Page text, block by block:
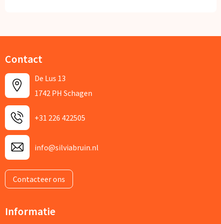
Contact
De Lus 13
1742 PH Schagen
+31 226 422505
info@silviabruin.nl
Contacteer ons
Informatie